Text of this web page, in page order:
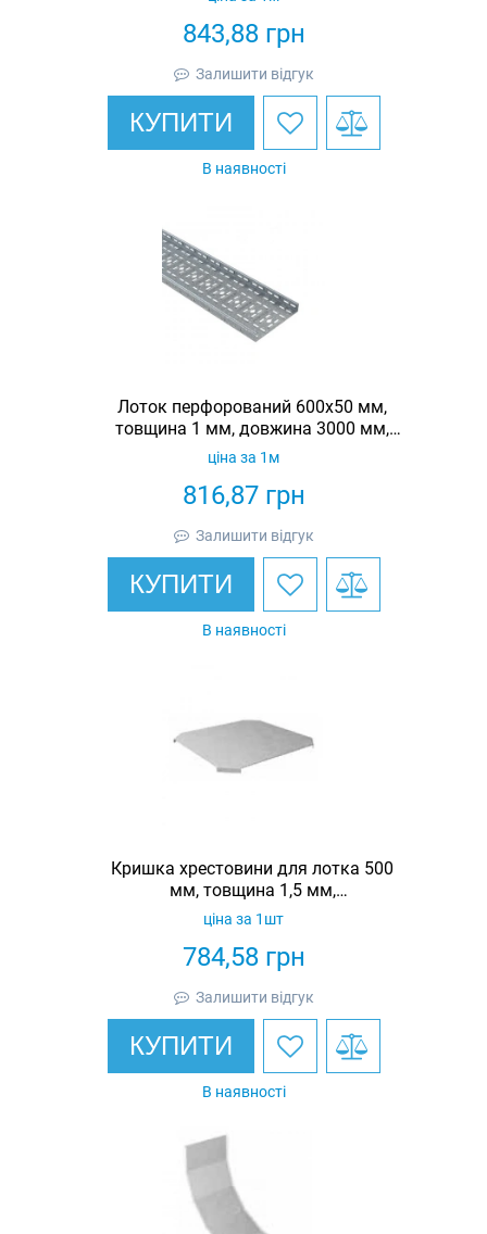
843,88грн
Залишити відгук
КУПИТИ
В наявності
Лоток перфорований 600х50 мм,
товщина 1 мм, довжина 3000 мм,
гарячеоцинкований, Eurotray
816,87грн
ціна за 1м
Залишити відгук
КУПИТИ
В наявності
Кришка хрестовини для лотка 500
мм, товщина 1,5 мм,
гарячеоцинкована, Eurotray
784,58грн
ціна за 1шт
Залишити відгук
КУПИТИ
В наявності